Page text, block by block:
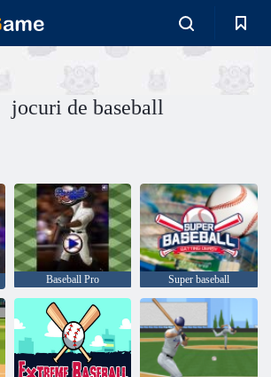
jocuri de baseball
Baseball Pro Super baseball